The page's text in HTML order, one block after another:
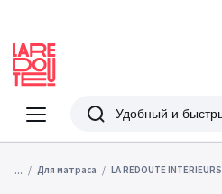
Меню
Redoute
Поиск
... Для матраса LA REDOUTE INTERIEURS